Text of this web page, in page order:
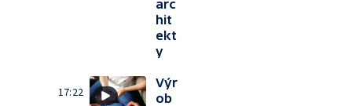
arc
hit
ekt
y
17:22
Výr
ob